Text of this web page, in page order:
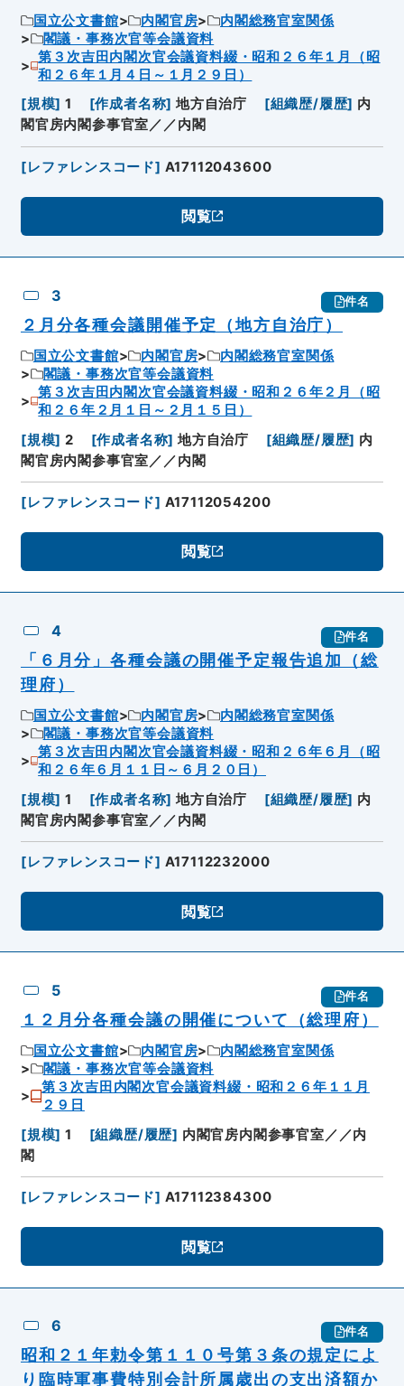
国立公文書館 内閣官房
内閣総務官室関係
閣議・事務次官等会議資料
第３次吉田内閣次官会議資料綴・昭和２６年１月（昭
和２６年１月４日～１月２９日）
[規模] 1 [作成者名称] 地方自治庁 [組織歴/履歴] 内
閣官房内閣参事官室／／内閣
[レファレンスコード] A17112043600
閲覧
3 件名
２月分各種会議開催予定（地方自治庁）
国立公文書館 内閣官房
内閣総務官室関係
閣議・事務次官等会議資料
第３次吉田内閣次官会議資料綴・昭和２６年２月（昭
和２６年２月１日～２月１５日）
[規模] 2 [作成者名称] 地方自治庁 [組織歴/履歴] 内
閣官房内閣参事官室／／内閣
[レファレンスコード] A17112054200
閲覧
4 件名
「６月分」各種会議の開催予定報告追加（総
理府）
国立公文書館 内閣官房
内閣総務官室関係
閣議・事務次官等会議資料
第３次吉田内閣次官会議資料綴・昭和２６年６月（昭
和２６年６月１１日～６月２０日）
[規模] 1 [作成者名称] 地方自治庁 [組織歴/履歴] 内
閣官房内閣参事官室／／内閣
[レファレンスコード] A17112232000
閲覧
5 件名
１２月分各種会議の開催について（総理府）
国立公文書館 内閣官房
内閣総務官室関係
閣議・事務次官等会議資料
第３次吉田内閣次官会議資料綴・昭和２６年１１月
２９日
[規模] 1 [組織歴/履歴] 内閣官房内閣参事官室／／内
閣
[レファレンスコード] A17112384300
閲覧
6 件名
昭和２１年勅令第１１０号第３条の規定によ
り臨時軍事費特別会計所属歳出の支出済額か